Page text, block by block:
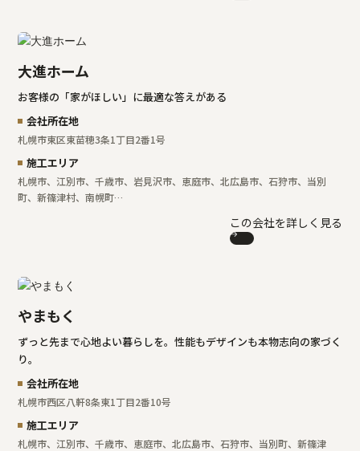
大進ホーム
お客様の「家がほしい」に最適な答えがある
会社所在地
札幌市東区東苗穂3条1丁目2番1号
施工エリア
札幌市、江別市、千歳市、岩見沢市、恵庭市、北広島市、石狩市、当別
町、新篠津村、南幌町…
この会社を詳しく見る
やまもく
ずっと先まで心地よい暮らしを。性能もデザインも本物志向の家づく
り。
会社所在地
札幌市西区八軒8条東1丁目2番10号
施工エリア
札幌市、江別市、千歳市、恵庭市、北広島市、石狩市、当別町、新篠津